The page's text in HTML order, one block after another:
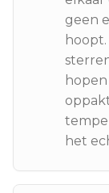
geen
het